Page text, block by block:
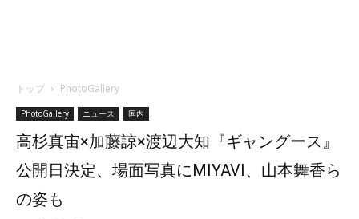
トップ PhotoGallery
PhotoGallery ニュース 国内
高杉真宙×加藤諒×渡辺大知『ギャングース』
公開日決定、場面写真にMIYAVI、山本舞香ら
の姿も